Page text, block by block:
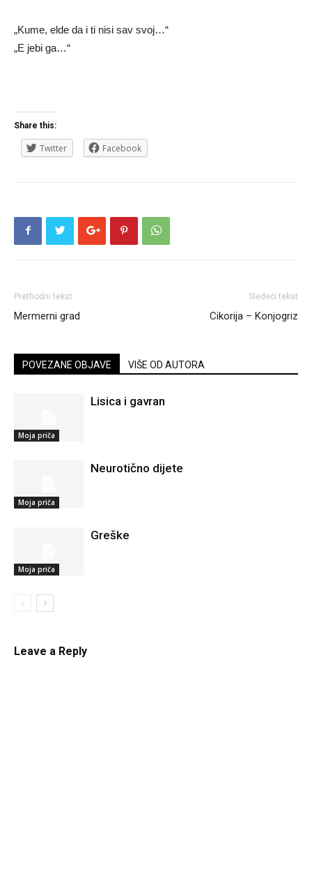
„Kume, elde da i ti nisi sav svoj…“
„E jebi ga…“
Share this:
Twitter Facebook
Prethodni tekst
Mermerni grad
Sledeći tekst
Cikorija – Konjogriz
POVEZANE OBJAVE VIŠE OD AUTORA
Moja priča
Lisica i gavran
Moja priča
Neurotično dijete
Moja priča
Greške
Leave a Reply